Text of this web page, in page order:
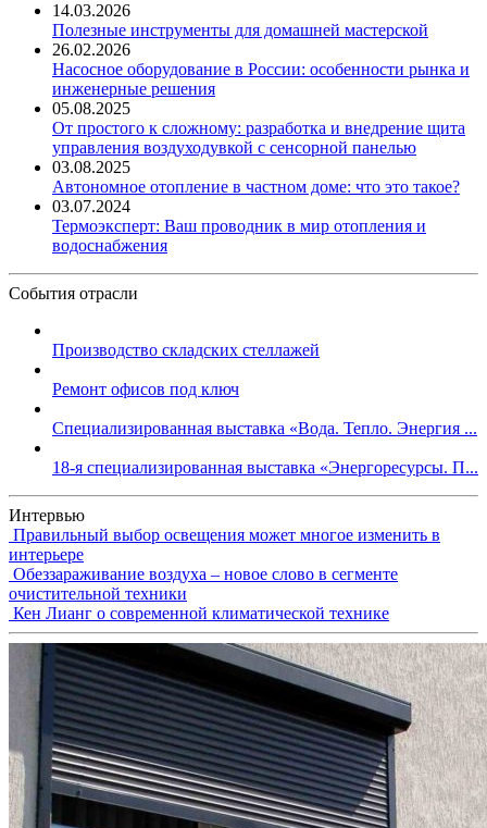
14.03.2026
Полезные инструменты для домашней мастерской
26.02.2026
Насосное оборудование в России: особенности рынка и
инженерные решения
05.08.2025
От простого к сложному: разработка и внедрение щита
управления воздуходувкой с сенсорной панелью
03.08.2025
Автономное отопление в частном доме: что это такое?
03.07.2024
Термоэксперт: Ваш проводник в мир отопления и
водоснабжения
События отрасли
Производство складских стеллажей
Ремонт офисов под ключ
Специализированная выставка «Вода. Тепло. Энергия ...
18-я специализированная выставка «Энергоресурсы. П...
Интервью
Правильный выбор освещения может многое изменить в
интерьере
Обеззараживание воздуха – новое слово в сегменте
очистительной техники
Кен Лианг о современной климатической технике